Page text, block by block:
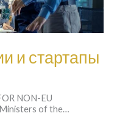
и стартапы
NON-EU
of the…